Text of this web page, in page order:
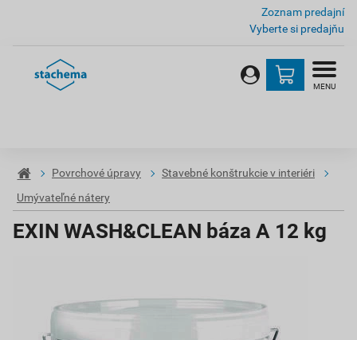
Zoznam predajní
Vyberte si predajňu
MENU
Povrchové úpravy
Stavebné konštrukcie v interiéri
Umývateľné nátery
EXIN WASH&CLEAN báza A 12 kg